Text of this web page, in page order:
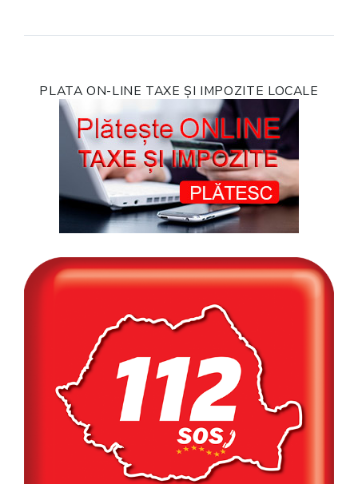
PLATA ON-LINE TAXE ȘI IMPOZITE LOCALE